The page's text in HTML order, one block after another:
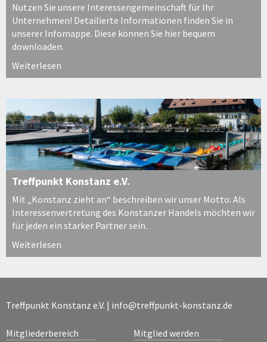
Nutzen Sie unsere Interessengemeinschaft für Ihr
Unternehmen! Detailierte Informationen finden Sie in
unserer Infomappe. Diese können Sie hier bequem
downloaden.
Weiterlesen
Treffpunkt Konstanz e.V.
Mit „Konstanz zieht an“ beschreiben wir unser Motto: Als
Interessenvertretung des Konstanzer Handels möchten wir
für jeden ein starker Partner sein.
Weiterlesen
Treffpunkt Konstanz e.V. | info@treffpunkt-konstanz.de
Mitgliederbereich Mitglied werden